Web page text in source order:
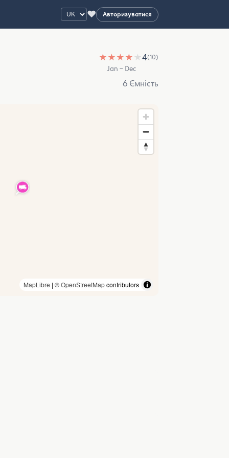
♥ Авторизуватися
★ ★ ★ ★ ★4(10)
Jan – Dec
6 Ємність
MapLibre | ©OpenStreetMapcontributors